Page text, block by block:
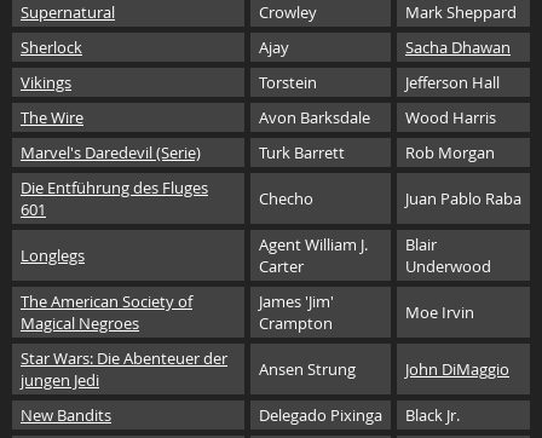
Supernatural
Crowley
Mark Sheppard
Sherlock
Ajay
Sacha Dhawan
Vikings
Torstein
Jefferson Hall
The Wire
Avon Barksdale
Wood Harris
Marvel's Daredevil (Serie)
Turk Barrett
Rob Morgan
Die Entführung des Fluges
601
Checho Juan Pablo Raba
Longlegs
Agent William J.
Carter
Blair
Underwood
The American Society of
Magical Negroes
James 'Jim'
Crampton
Moe Irvin
Star Wars: Die Abenteuer der
jungen Jedi
Ansen Strung John DiMaggio
New Bandits Delegado Pixinga Black Jr.